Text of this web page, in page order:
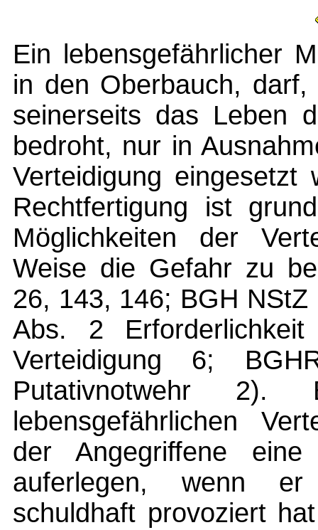
Ein lebensgefährlicher
in den Oberbauch,
seinerseits das Leben
bedroht, nur in
Verteidigung eingesetzt
Rechtfertigung ist
Möglichkeiten der
Weise die Gefahr zu
26, 143, 146; BGH
Abs. 2
Verteidigung 6;
Putativnotwehr
lebensgefährlichen
der Angegriffene eine
auferlegen, wenn er
schuldhaft provoziert